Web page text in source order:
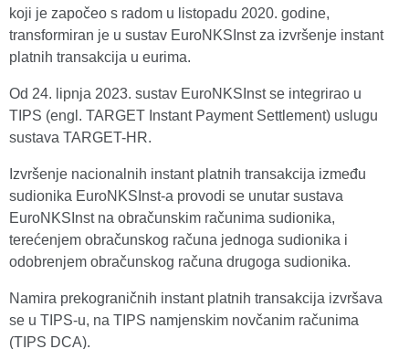
koji je započeo s radom u listopadu 2020. godine,
transformiran je u sustav EuroNKSInst za izvršenje instant
platnih transakcija u eurima.
Od 24. lipnja 2023. sustav EuroNKSInst se integrirao u
TIPS (engl. TARGET Instant Payment Settlement) uslugu
sustava TARGET-HR.
Izvršenje nacionalnih instant platnih transakcija između
sudionika EuroNKSInst-a provodi se unutar sustava
EuroNKSInst na obračunskim računima sudionika,
terećenjem obračunskog računa jednoga sudionika i
odobrenjem obračunskog računa drugoga sudionika.
Namira prekograničnih instant platnih transakcija izvršava
se u TIPS-u, na TIPS namjenskim novčanim računima
(TIPS DCA).